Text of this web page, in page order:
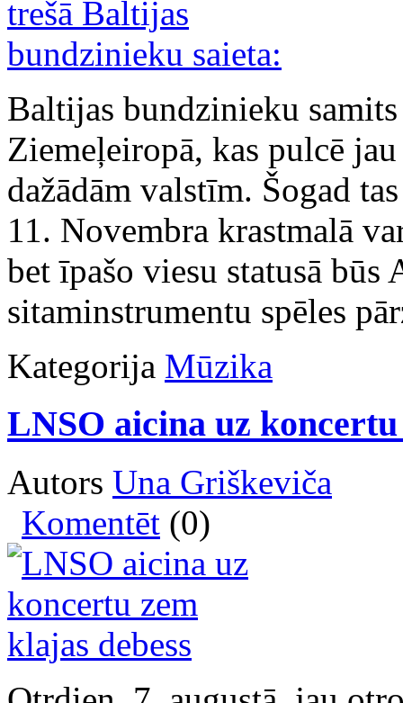
Baltijas bundzinieku
Ziemeļeiropā, kas pulcē
dažādām valstīm. Šogad
11. Novembra krastmalā
bet īpašo viesu statusā
sitaminstrumentu spēles
Kategorija Mūzika
LNSO aicina uz koncertu
Autors Una Griškeviča
Komentēt (0)